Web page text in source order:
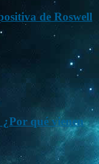
de Roswell
qué vienen